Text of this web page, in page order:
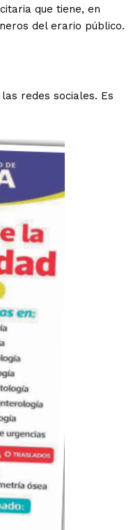
que tiene, en
del erario público.
redes sociales. Es